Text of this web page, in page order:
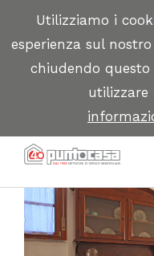
Utilizziamo i
esperienza sul
chiudendo
utilizzare